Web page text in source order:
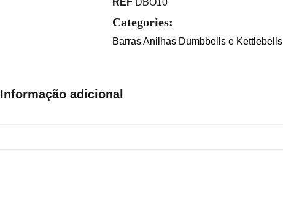
REF DBO10
Categories:
Barras Anilhas Dumbbells e Kettlebells
Informação adicional